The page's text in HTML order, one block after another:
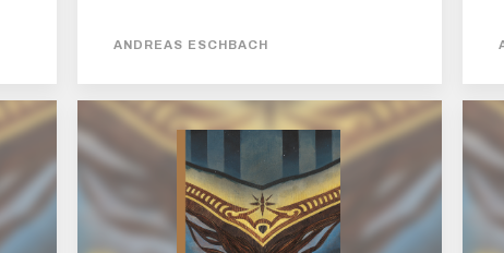
Peu à peu, on entend dire à travers la galaxie
que l'Empereur soi-disant immortel est
tombé aux mains des rebelles, mais est-ce la
vérité ? Chaque chapitre est une histoire de
vie de différents personnages, tous ont un
lien direct...
ANDREAS ESCHBACH